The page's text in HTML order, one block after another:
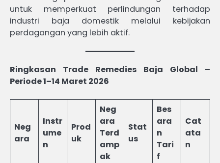
untuk memperkuat perlindungan terhadap
industri baja domestik melalui kebijakan
perdagangan yang lebih aktif.
Ringkasan Trade Remedies Baja Global –
Periode 1–14 Maret 2026
Neg
ara
Instr
ume
n
Prod
uk
Neg
ara
Terd
amp
ak
Stat
us
Bes
ara
n
Tari
f
Cat
ata
n